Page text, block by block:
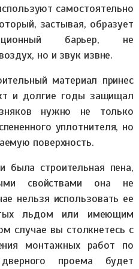
самостоятельно
застывая, образует
барьер, не
но и звук извне.
материал принес
и долгие годы защищал
нужно не только
уплотнителя, но
поверхность.
была строительная пена,
свойствами она не
нельзя использовать ее
льдом или имеющим
случае вы столкнетесь с
монтажных работ по
проема будет